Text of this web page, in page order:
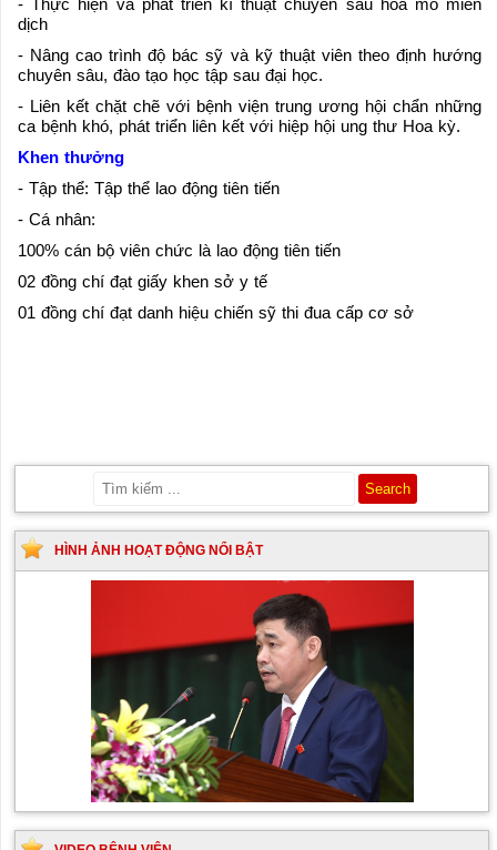
dịch
- Nâng cao trình độ bác sỹ và kỹ thuật viên theo định hướng
chuyên sâu, đào tạo học tập sau đại học.
- Liên kết chặt chẽ với bệnh viện trung ương hội chẩn những
ca bệnh khó, phát triển liên kết với hiệp hội ung thư Hoa kỳ.
Khen thưởng
- Tập thể: Tập thể lao động tiên tiến
- Cá nhân:
100% cán bộ viên chức là lao động tiên tiến
02 đồng chí đạt giấy khen sở y tế
01 đồng chí đạt danh hiệu chiến sỹ thi đua cấp cơ sở
HÌNH ẢNH HOẠT ĐỘNG NỔI BẬT